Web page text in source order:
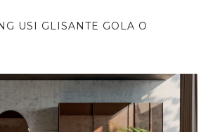
USI GLISANTE GOLA O